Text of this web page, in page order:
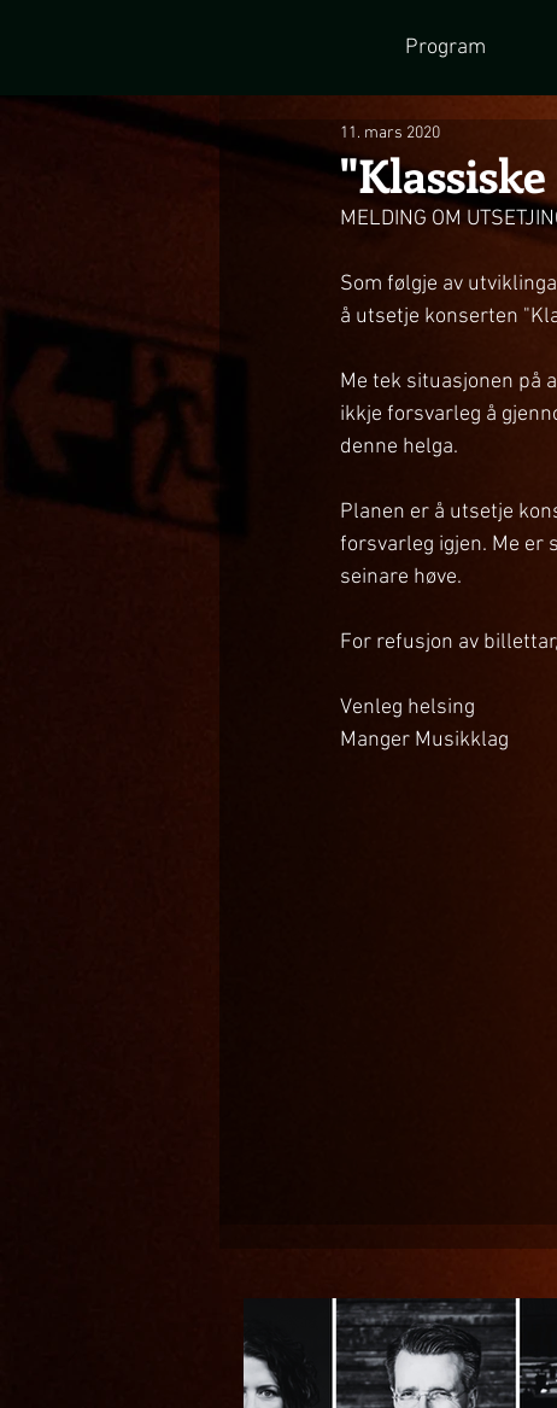
Program
11. mars 2020
MELDING OM
Som følgje av
å utsetje konserten
Me tek situasjonen på
ikkje forsvarleg å
denne helga.
Planen er å utsetje
forsvarleg igjen. Me er
seinare høve.
For refusjon av
Venleg helsing
Manger Musikklag